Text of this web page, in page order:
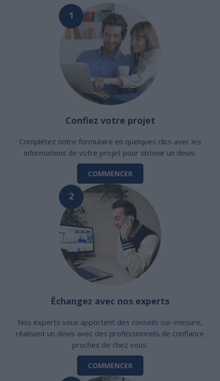
1
Confiez votre projet
Complétez notre formulaire en quelques clics avec les
informations de votre projet pour obtenir un devis.
COMMENCER
2
Échangez avec nos experts
Nos experts vous apportent des conseils sur-mesure,
réalisent un devis avec des professionnels de confiance
proches de chez vous.
COMMENCER